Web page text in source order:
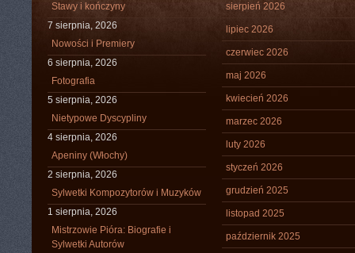
Stawy i kończyny
7 sierpnia, 2026
Nowości i Premiery
6 sierpnia, 2026
Fotografia
5 sierpnia, 2026
Nietypowe Dyscypliny
4 sierpnia, 2026
Apeniny (Włochy)
2 sierpnia, 2026
Sylwetki Kompozytorów i Muzyków
1 sierpnia, 2026
Mistrzowie Pióra: Biografie i
Sylwetki Autorów
sierpień 2026
lipiec 2026
czerwiec 2026
maj 2026
kwiecień 2026
marzec 2026
luty 2026
styczeń 2026
grudzień 2025
listopad 2025
październik 2025